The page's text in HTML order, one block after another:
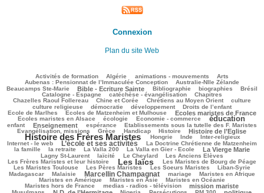
Connexion
Plan du site Web
Activités de formation Algérie animations - mouvements Arts
Aubenas : Pensionnat de l’Immaculée Conception
39/2774 Australie-Nlle Zélande
81/2774
Beaucamps Ste-Marie
719/2774 Bible - Ecriture Sainte
38/2774 Bibliographie
489/2774 biographies
193/2774 Brésil
552/2774
Catalogne - Espagne
catéchèse - évangélisation Chapitres
Chazelles Raoul Follereau
105/2774 Chine et Corée
226/2774 Chrétiens au Moyen Orient
544/2774 culture
43/2774
culture religieuse
démocratie développement Droits de l’enfant
Ecole de Marlhes
185/2774 Ecoles de Matzenheim et Mulhouse
849/2774 Ecoles maristes de France
247/2774
Ecoles maristes en Alsace
559/2774 écologie
117/2774 Economie - commerce
1498/2774 éducation
214/2774
enfant
794/2774 Enseignement
223/2774 espérance
55/2774 Etablissements sous la tutelle des F. Maristes
217/2774
Evangélisation, missions
462/2774 Grèce
105/2774 Handicap
262/2774 Histoire
710/2774 Histoire de l’Eglise
1931/2774
Histoire des Frères Maristes
107/2774 Hongrie Inde
106/2774 Inter-religieux
215/2774
Internet - le web
1161/2774 L’école et ses activités
62/2774 La Doctrine Chrétienne de Matzenheim
497/2774
la famille
151/2774 la retraite
45/2774 La Valla 200
91/2774 La Valla en Gier - Ecole
924/2774 La Vierge Marie
435/2774
Lagny St-Laurent
laïcité Le Cheylard Les Anciens Elèves
Les Frères Maristes et leur histoire
1728/2774 Les laïcs
567/2774 Les Maristes de Bourg de Péage
259/2774
Les Maristes Toulouse
479/2774 Les Pères Maristes
325/2774 Les Soeurs Maristes
140/2774 Liban-Syrie
151/2774
Madagascar
36/2774 Malaisie
970/2774 Marcellin Champagnat
85/2774 mariage
307/2774 Maristes en Afrique
266/2774
Maristes en Amérique
Maristes en Asie Maristes en Océanie
Maristes hors de France
322/2774 medias - radios - télévision
839/2774 mission mariste
61/2774
764/2774
77/2774
196/2774
232/2774
727/2774
175/2774